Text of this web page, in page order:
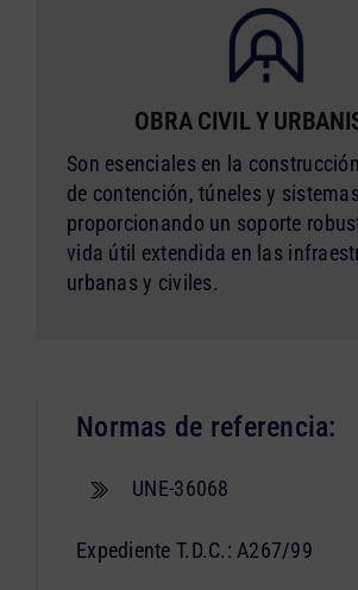
OBRA CIVIL Y
Son esenciales en la
de contención, túneles y
proporcionando un soporte
vida útil extendida en las
urbanas y civiles.
Normas de referencia:
UNE-36068
Expediente T.D.C.: A267/99